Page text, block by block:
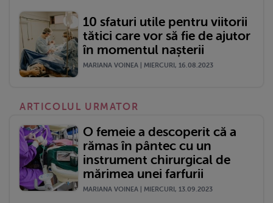
10 sfaturi utile pentru viitorii
tătici care vor să fie de ajutor
în momentul nașterii
MARIANA VOINEA | MIERCURI, 16.08.2023
ARTICOLUL URMATOR
O femeie a descoperit că a
rămas în pântec cu un
instrument chirurgical de
mărimea unei farfurii
MARIANA VOINEA | MIERCURI, 13.09.2023